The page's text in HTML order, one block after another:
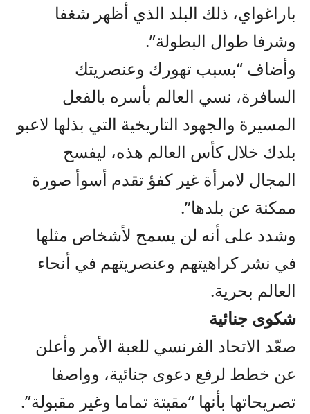
باراغواي، ذلك البلد الذي أظهر شغفا
وشرفا طوال البطولة”.
وأضاف “بسبب تهورك وعنصريتك
السافرة، نسي العالم بأسره بالفعل
المسيرة والجهود التاريخية التي بذلها لاعبو
بلدك خلال كأس العالم هذه، ليفسح
المجال لامرأة غير كفؤ تقدم أسوأ صورة
ممكنة عن بلدها”.
وشدد على أنه لن يسمح لأشخاص مثلها
في نشر كراهيتهم وعنصريتهم في أنحاء
العالم بحرية.
شكوى جنائية
صعّد الاتحاد الفرنسي للعبة الأمر وأعلن
عن خطط لرفع دعوى جنائية، وواصفا
تصريحاتها بأنها “مقيتة تماما وغير مقبولة”.